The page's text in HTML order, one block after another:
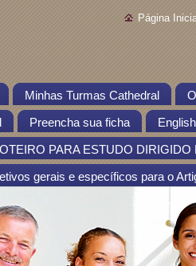
Página
Minhas Turmas Cathedral
Preencha sua ficha English
PARA ESTUDO
gerais e específicos para o